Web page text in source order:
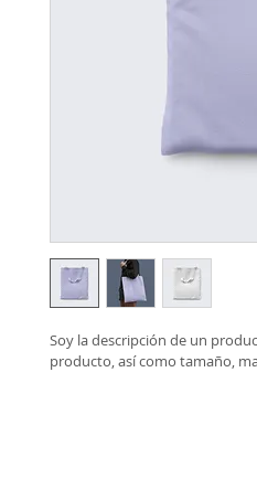
Soy la descripción de un
producto, así como tamaño,